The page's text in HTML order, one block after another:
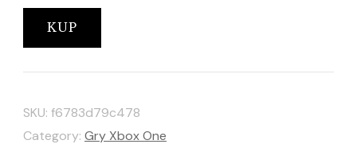
KUP
SKU: f6783d79c478
Category: Gry Xbox One